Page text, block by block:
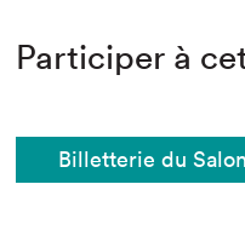
Participer à
Billetterie du